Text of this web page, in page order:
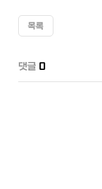
목록
댓글 0